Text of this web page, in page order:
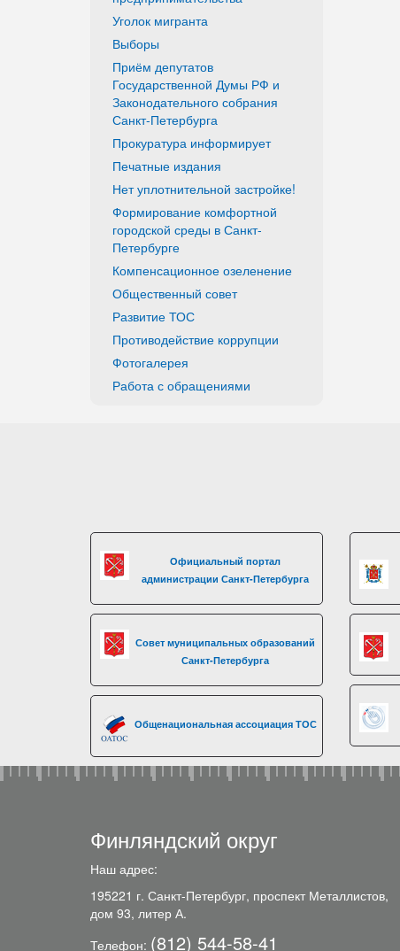
Уголок мигранта
Выборы
Приём депутатов
Государственной Думы РФ и
Законодательного собрания
Санкт-Петербурга
Прокуратура информирует
Печатные издания
Нет уплотнительной застройке!
Формирование комфортной
городской среды в Санкт-
Петербурге
Компенсационное озеленение
Общественный совет
Развитие ТОС
Противодействие коррупции
Фотогалерея
Работа с обращениями
Официальный портал
администрации Санкт-Петербурга
Совет муниципальных образований
Санкт-Петербурга
Общенациональная ассоциация ТОС
Финляндский округ
Наш адрес:
195221 г. Санкт-Петербург, проспект Металлистов,
дом 93, литер А.
Телефон: (812) 544-58-41